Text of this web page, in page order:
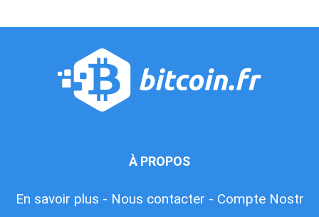
À PROPOS
En savoir plus - Nous contacter - Compte Nostr